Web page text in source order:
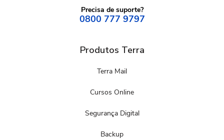
Precisa de suporte?
0800 777 9797
Produtos Terra
Terra Mail
Cursos Online
Segurança Digital
Backup